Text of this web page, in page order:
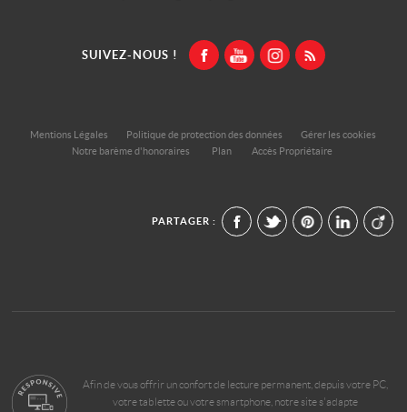
SUIVEZ-NOUS !
Mentions Légales Politique de protection des données
Gérer les cookies
Notre barème d'honoraires
Plan Accès Propriétaire
PARTAGER :
Afin de vous offrir un confort de lecture permanent, depuis votre PC,
votre tablette ou votre smartphone, notre site s'adapte